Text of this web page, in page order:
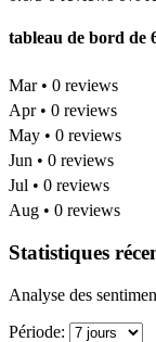
tableau de bord de
Mar • 0 reviews
Apr • 0 reviews
May • 0 reviews
Jun • 0 reviews
Jul • 0 reviews
Aug • 0 reviews
Statistiques
Analyse des
Période: